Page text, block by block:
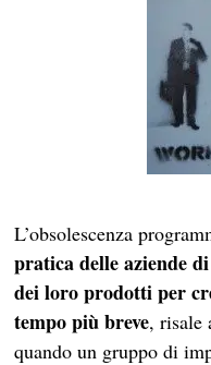
L’obsolescenza
pratica delle aziende
dei loro prodotti per
tempo più breve, risale
quando un gruppo di